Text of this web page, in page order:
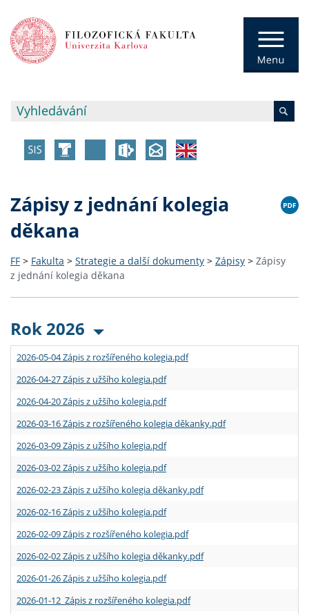
Zápisy z jednání kolegia
děkana
FF > Fakulta > Strategie a další dokumenty > Zápisy > Zápisy
z jednání kolegia děkana
Rok 2026
2026-05-04 Zápis z rozšířeného kolegia.pdf
2026-04-27 Zápis z užšího kolegia.pdf
2026-04-20 Zápis z užšího kolegia.pdf
2026-03-16 Zápis z rozšířeného kolegia děkanky.pdf
2026-03-09 Zápis z užšího kolegia.pdf
2026-03-02 Zápis z užšího kolegia.pdf
2026-02-23 Zápis z užšího kolegia děkanky.pdf
2026-02-16 Zápis z užšího kolegia.pdf
2026-02-09 Zápis z rozšířeného kolegia.pdf
2026-02-02 Zápis z užšího kolegia děkanky.pdf
2026-01-26 Zápis z užšího kolegia.pdf
2026-01-12 Zápis z rozšířeného kolegia.pdf